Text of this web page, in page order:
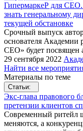
ГипермаркеР для
знать генеральному
текущей обстановке
Срочный выпуск
основателя Академии
СЕО» будет посвящен
29 сентября 2022
Найти все
Материалы по теме
Статьи:
Экс-глава правового
претензии клиентов
Современный ритейл
меняются, а